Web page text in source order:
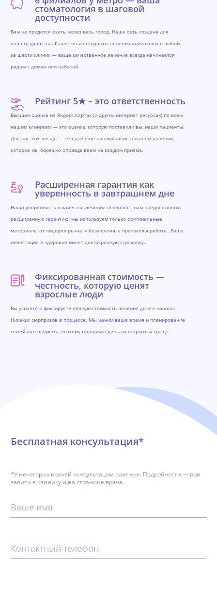
стоматология в шаговой
доступности
Вам не придется ехать через весь город. Наша сеть создана для
вашего удобства. Качество и стандарты лечения одинаковы в любой
из шести клиник — ваше качественное лечение всегда начинается
рядом с домом или работой.
Рейтинг 5★ – это ответственность
Высшая оценка на Яндекс.Картах (и других интернет ресурсах) по всем
нашим клиникам — это оценка, которую поставили вы, наши пациенты.
Для нас эти звезды — ежедневное напоминание о вашем доверии,
которое мы бережно оправдываем на каждом приеме.
Расширенная гарантия как
уверенность в завтрашнем дне
Наша уверенность в качестве лечения позволяет нам предоставлять
расширенную гарантию: мы используем только оригинальные
материалы от лидеров рынка и безупречные протоколы работы. Ваша
инвестиция в здоровье имеет долгосрочную страховку.
Фиксированная стоимость —
честность, которую ценят
взрослые люди
Вы узнаете и фиксируете полную стоимость лечения до его начала.
Никаких сюрпризов в процессе. Мы ценим ваше время и планирование
семейного бюджета, поэтому говорим о деньгах открыто и сразу.
Бесплатная консультация*
*У некоторых врачей консультации платные. Подробности — при
записи в клинику и на странице врача.
Ваше имя
Контактный телефон